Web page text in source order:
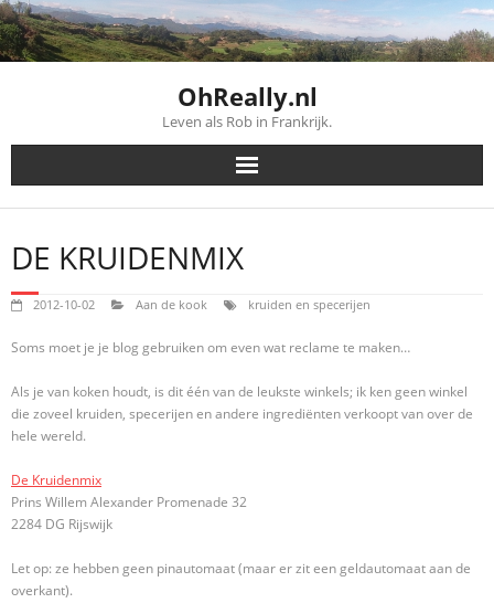
Skip
to
content
OhReally.nl
Leven als Rob in Frankrijk.
DE KRUIDENMIX
2012-10-02 Aan de kook kruiden en specerijen
Soms moet je je blog gebruiken om even wat reclame te maken…
Als je van koken houdt, is dit één van de leukste winkels; ik ken geen winkel
die zoveel kruiden, specerijen en andere ingrediënten verkoopt van over de
hele wereld.
De Kruidenmix
Prins Willem Alexander Promenade 32
2284 DG Rijswijk
Let op: ze hebben geen pinautomaat (maar er zit een geldautomaat aan de
overkant).